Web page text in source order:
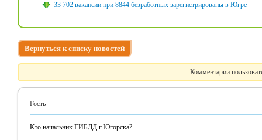
33 702 вакансии при 8844 безработных зарегистрированы в Югре
Вернуться к списку новостей
Комментарии
Гость
Кто начальник ГИБДД г.Югорска?